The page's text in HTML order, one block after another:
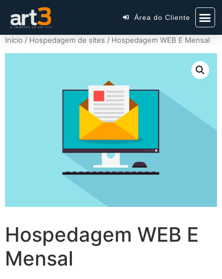
Área do Cliente
Início / Hospedagem de sites / Hospedagem WEB E Mensal
Hospedagem WEB E
Mensal